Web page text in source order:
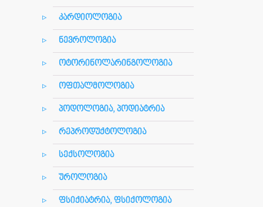
კარდიოლოგია
ნევროლოგია
ოტორინოლარინგოლოგია
ოფთალმოლოგია
პოდოლოგია, პოდიატრია
რეპროდუქტოლოგია
სექსოლოგია
უროლოგია
ფსიქიატრია, ფსიქოლოგია